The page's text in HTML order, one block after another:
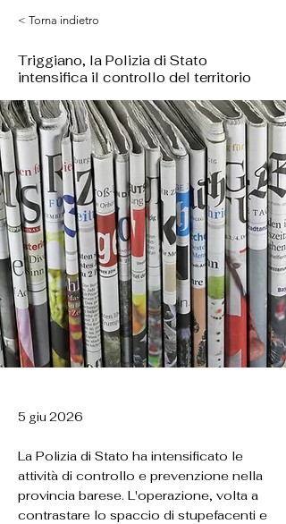
< Torna indietro
Triggiano, la Polizia di Stato
intensifica il controllo del territorio
5 giu 2026
La Polizia di Stato ha intensificato le
attività di controllo e prevenzione nella
provincia barese. L'operazione, volta a
contrastare lo spaccio di stupefacenti e